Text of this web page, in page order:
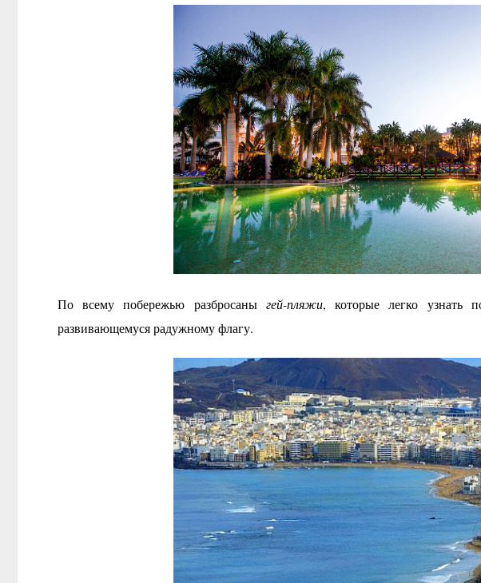
По всему побережью разбросаны гей-пляжи, которые легко узнать
развивающемуся радужному флагу.